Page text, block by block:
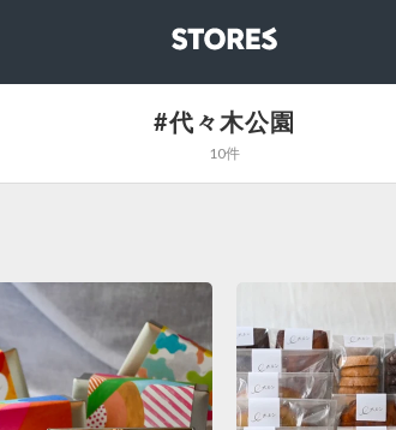
STORES
#代々木公園
10件